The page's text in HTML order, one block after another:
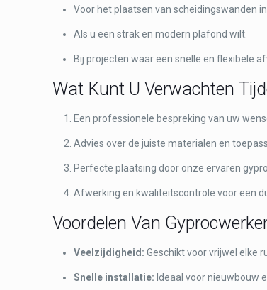
Voor het plaatsen van scheidingswanden
Als u een strak en modern plafond wilt.
Bij projecten waar een snelle en flexibele
Wat Kunt U Verwachten
Een professionele bespreking van uw
Advies over de juiste materialen en
Perfecte plaatsing door onze ervaren
Afwerking en kwaliteitscontrole voor een
Voordelen Van
Veelzijdigheid: Geschikt voor vrijwel elke
Snelle installatie: Ideaal voor nieuwbouw